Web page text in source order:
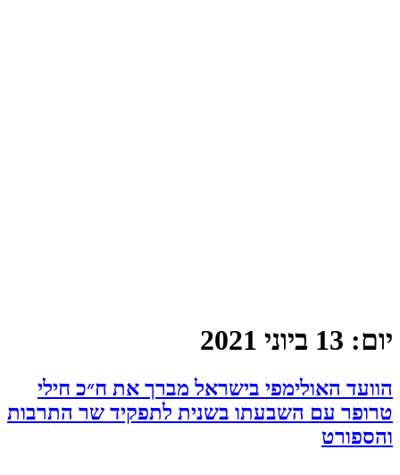
יום: 13 ביוני 2021
הוועד האולימפי בישראל מברך את ח״כ חילי
טרופר עם השבעתו בשנית לתפקיד שר התרבות
והספורט